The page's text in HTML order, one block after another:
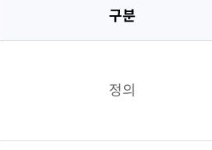
구분
정의